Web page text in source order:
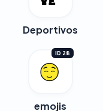
Deportivos
ID 28
emojis